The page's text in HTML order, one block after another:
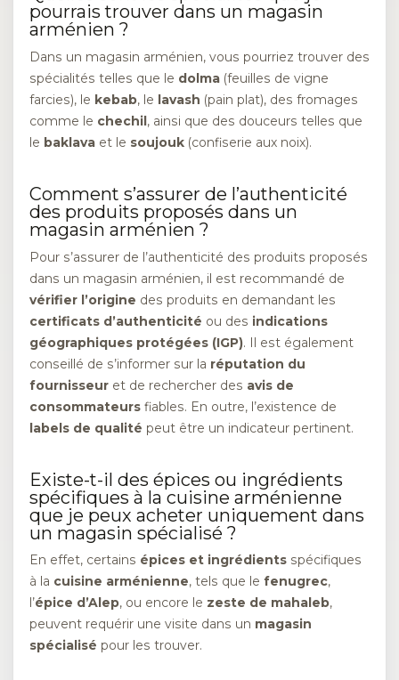
pourrais trouver dans un magasin
arménien ?
Dans un magasin arménien, vous pourriez trouver des
spécialités telles que le dolma (feuilles de vigne
farcies), le kebab, le lavash (pain plat), des fromages
comme le chechil, ainsi que des douceurs telles que
le baklava et le soujouk (confiserie aux noix).
Comment s’assurer de l’authenticité
des produits proposés dans un
magasin arménien ?
Pour s’assurer de l’authenticité des produits proposés
dans un magasin arménien, il est recommandé de
vérifier l’origine des produits en demandant les
certificats d’authenticité ou des indications
géographiques protégées (IGP). Il est également
conseillé de s’informer sur la réputation du
fournisseur et de rechercher des avis de
consommateurs fiables. En outre, l’existence de
labels de qualité peut être un indicateur pertinent.
Existe-t-il des épices ou ingrédients
spécifiques à la cuisine arménienne
que je peux acheter uniquement dans
un magasin spécialisé ?
En effet, certains épices et ingrédients spécifiques
à la cuisine arménienne, tels que le fenugrec,
l’épice d’Alep, ou encore le zeste de mahaleb,
peuvent requérir une visite dans un magasin
spécialisé pour les trouver.